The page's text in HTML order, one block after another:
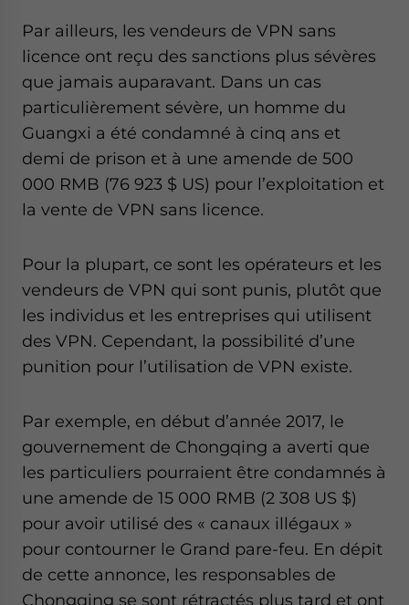
Par ailleurs, les vendeurs de VPN sans
licence ont reçu des sanctions plus sévères
que jamais auparavant. Dans un cas
particulièrement sévère, un homme du
Guangxi a été condamné à cinq ans et
demi de prison et à une amende de 500
000 RMB (76 923 $ US) pour l’exploitation et
la vente de VPN sans licence.
Pour la plupart, ce sont les opérateurs et les
vendeurs de VPN qui sont punis, plutôt que
les individus et les entreprises qui utilisent
des VPN. Cependant, la possibilité d’une
punition pour l’utilisation de VPN existe.
Par exemple, en début d’année 2017, le
gouvernement de Chongqing a averti que
les particuliers pourraient être condamnés à
une amende de 15 000 RMB (2 308 US $)
pour avoir utilisé des « canaux illégaux »
pour contourner le Grand pare-feu. En dépit
de cette annonce, les responsables de
Chongqing se sont rétractés plus tard et ont